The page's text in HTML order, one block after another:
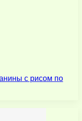
с рисом по